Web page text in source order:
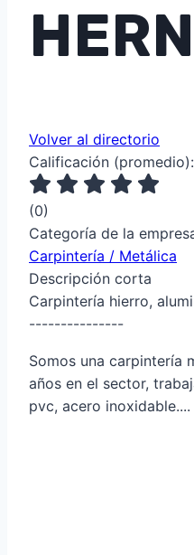
Volver al directorio
Calificación (promedio):
(0)
Categoría de la
Carpintería / Metálica
Descripción corta
Carpintería hierro,
---------------
Somos una carpintería
años en el sector,
pvc, acero inoxidable....